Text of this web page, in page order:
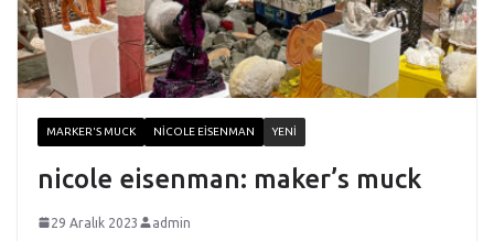
MARKER'S MUCK NICOLE EISENMAN YENI
nicole eisenman: maker’s muck
29 Aralık 2023 admin